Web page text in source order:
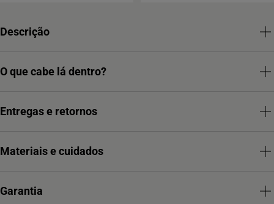
Descrição
O que cabe lá dentro?
Entregas e retornos
Materiais e cuidados
Garantia